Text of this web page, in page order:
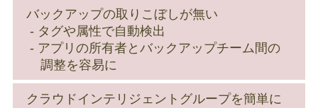
バックアップの取りこぼしが無い
タグや属性で自動検出
アプリの所有者とバックアップチーム間の
調整を容易に
クラウドインテリジェントグループを簡単に